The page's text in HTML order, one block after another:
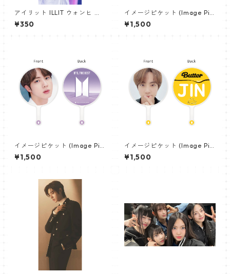
アイリット ILLIT ウォンヒ パ
ノラマポスター (WONHEE Po
ster) 700*330mm 【wonhe
¥350
イメージピケット (Image Pic
ket) うちわ - ジョングク (JU
NGKOOK_07)
¥1,500
イメージピケット (Image Pic
ket) うちわ - ジン (JIN-05)
¥1,500
イメージピケット (Image Pic
ket) うちわ - ジン (JIN-03)
¥1,500